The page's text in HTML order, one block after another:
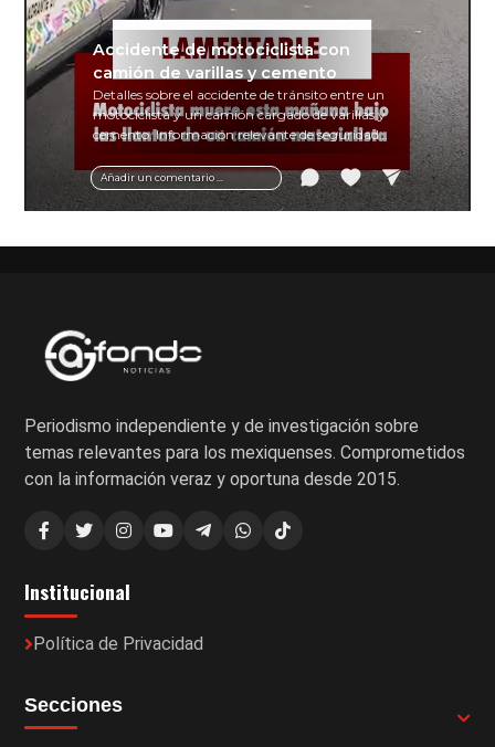
Añadir un comentario ...
Accidente de motociclista con
camión de varillas y cemento
Detalles sobre el accidente de tránsito entre un
motociclista y un camión cargado de varillas y
cemento. Información relevante de seguridad
vial y recomendaciones para motociclistas.
Periodismo independiente y de investigación sobre
temas relevantes para los mexiquenses. Comprometidos
con la información veraz y oportuna desde 2015.
Institucional
Política de Privacidad
Secciones